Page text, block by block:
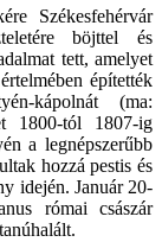
Székesfehérvár
böjttel és
tett, amelyet
építették
kápolnát (ma:
1800-tól 1807-ig
a legnépszerűbb
hozzá pestis és
idején. Január 20-
római császár